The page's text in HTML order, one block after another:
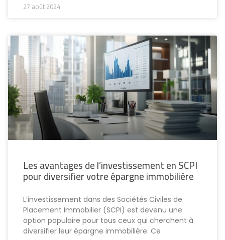
27 août 2024
Les avantages de l’investissement en SCPI
pour diversifier votre épargne immobilière
L’investissement dans des Sociétés Civiles de
Placement Immobilier (SCPI) est devenu une
option populaire pour tous ceux qui cherchent à
diversifier leur épargne immobilière. Ce